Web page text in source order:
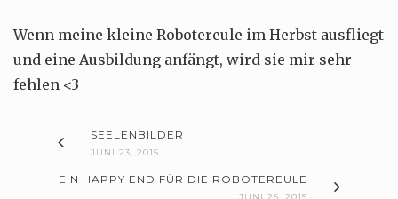
Wenn meine kleine Robotereule im Herbst ausfliegt
und eine Ausbildung anfängt, wird sie mir sehr
fehlen <3
SEELENBILDER
JUNI 23, 2015
EIN HAPPY END FÜR DIE ROBOTEREULE